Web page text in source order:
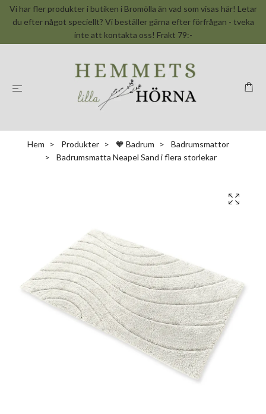
Vi har fler produkter i butiken i Bromölla än vad som visas här! Letar
du efter något speciellt? Vi beställer gärna efter förfrågan - tveka
inte att kontakta oss! Frakt 79:-
Hem Produkter 🧡 Badrum
Badrumsmattor
Badrumsmatta Neapel Sand i flera storlekar